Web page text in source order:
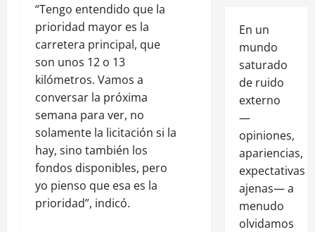
“Tengo entendido que la
prioridad mayor es la
carretera principal, que
son unos 12 o 13
kilómetros. Vamos a
conversar la próxima
semana para ver, no
solamente la licitación si la
hay, sino también los
fondos disponibles, pero
yo pienso que esa es la
prioridad”, indicó.
En un
mundo
saturado
de ruido
externo
—
opiniones,
apariencias,
expectativas
ajenas— a
menudo
olvidamos